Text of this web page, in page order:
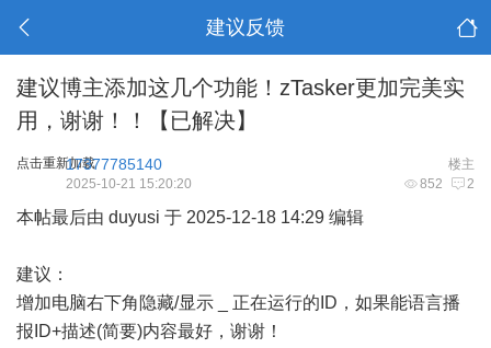
建议反馈
建议博主添加这几个功能！zTasker更加完美实
用，谢谢！！【已解决】
点击重新加载 楼主
17377785140
852 2
2025-10-21 15:20:20
本帖最后由 duyusi 于 2025-12-18 14:29 编辑
建议：
增加电脑右下角隐藏/显示 _ 正在运行的ID，如果能语言播
报ID+描述(简要)内容最好，谢谢！